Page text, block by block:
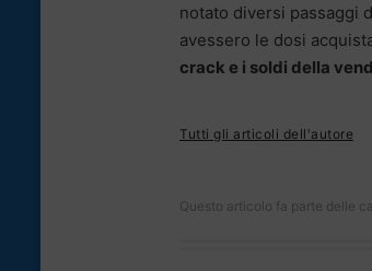
notato diversi passaggi
avessero le dosi
crack e i soldi della
Tutti gli articoli dell'autore
Questo articolo fa parte delle